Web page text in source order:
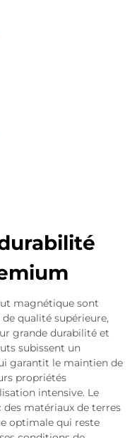
magnétique sont
qualité supérieure,
grande durabilité et
subissent un
garantit le maintien de
propriétés
intensive. Le
matériaux de terres
optimale qui reste